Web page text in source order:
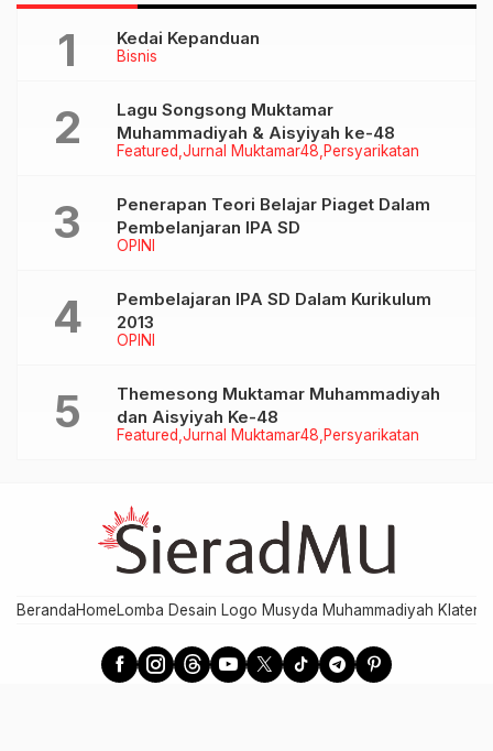
Bisnis
Kedai Kepanduan
Featured Jurnal Muktamar48 Persyarikatan
Lagu Songsong Muktamar
Muhammadiyah & Aisyiyah ke-48
OPINI
Penerapan Teori Belajar Piaget Dalam
Pembelanjaran IPA SD
OPINI
Pembelajaran IPA SD Dalam Kurikulum
2013
Featured Jurnal Muktamar48 Persyarikatan
Themesong Muktamar Muhammadiyah
dan Aisyiyah Ke-48
BerandaHomeLomba Desain Logo Musyda Muhammadiyah Klaten